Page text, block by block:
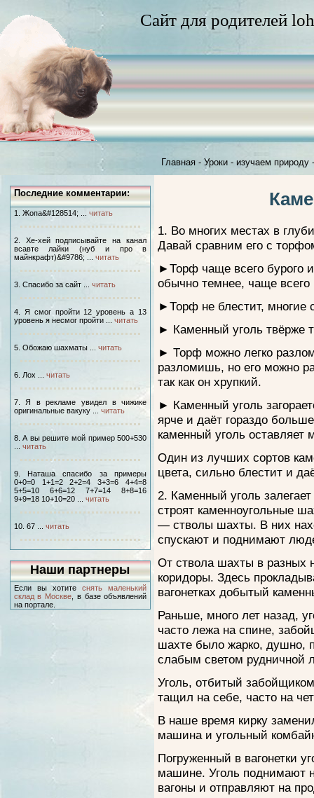
Сайт для родителей
Главная - Уроки - изучаем природу
Последние комментарии:
1. Жопа&#128514; ... читать
2. Хе-хей подписывайте на канал
всавте лайки (нуб и про в
майнкрафт)&#9786; ... читать
3. Спасибо за сайт ... читать
4. Я смог пройти 12 уровень а 13
уровень я несмог пройти ... читать
5. Обожаю шахматы ... читать
6. Лох ... читать
7. Я в рекламе увидел в чижике
оригинальные вакуку ... читать
8. А вы решите мой пример 500+530
читать
9. Наташа спасибо за примеры
0+0=0 1+1=2 2+2=4 3+3=6 4+4=8
5+5=10 6+6=12 7+7=14 8+8=16
9+9=18 10+10=20 ... читать
10. 67 ... читать
Наши партнеры
Если вы хотитеснять маленький
склад в Москве , в базе объявлений
на портале.
1. Во многих местах в
Давай сравним его с
►Торф чаще всего бурого
обычно темнее, чаще
►Торф не блестит, многие
► Каменный уголь твёрже
► Торф можно легко
разломишь, но его можно
так как он хрупкий.
► Каменный уголь
ярче и даёт гораздо
каменный уголь
Один из лучших сортов
цвета, сильно блестит и
2. Каменный уголь
строят каменноугольные
— стволы шахты. В них
спускают и поднимают
От ствола шахты в разных
коридоры. Здесь
вагонетках добытый
Раньше, много лет назад,
часто лежа на спине,
шахте было жарко, душно,
слабым светом рудничной
Уголь, отбитый
тащил на себе, часто на
В наше время кирку
машина и угольный
Погруженный в вагонетки
машине. Уголь поднимают
вагоны и отправляют на